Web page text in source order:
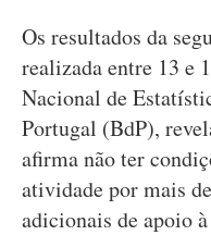
Os resultados da
realizada entre 13 e
Nacional de
Portugal (BdP),
afirma não ter
atividade por mais
adicionais de apoio